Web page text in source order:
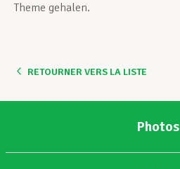
Theme gehalen.
RETOURNER VERS LA LISTE
Photos